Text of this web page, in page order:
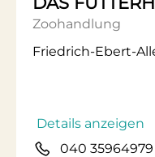
Zoohandlung
Friedrich-Ebert-
Details anzeigen
040 35964979